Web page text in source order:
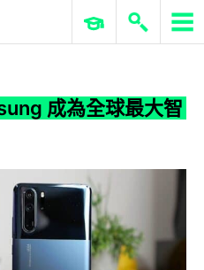
ERP 與商業 AI
成為全球最大智